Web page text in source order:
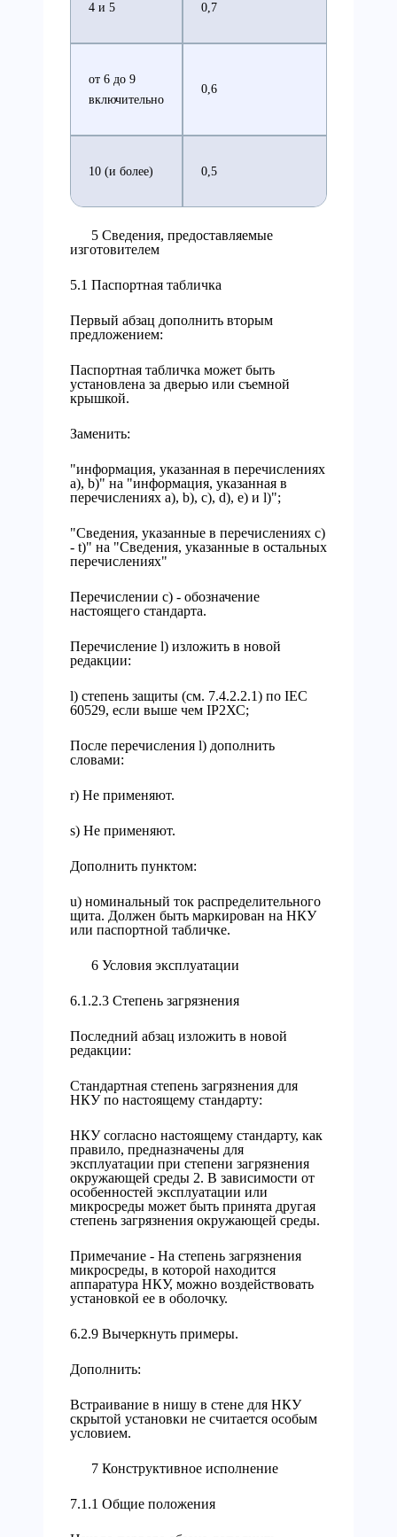
4 и 5 0,7
от 6 до 9
включительно
0,6
10 (и более) 0,5
5 Сведения, предоставляемые
изготовителем
5.1 Паспортная табличка
Первый абзац дополнить вторым
предложением:
Паспортная табличка может быть
установлена за дверью или съемной
крышкой.
Заменить:
"информация, указанная в перечислениях
а), b)" на "информация, указанная в
перечислениях а), b), с), d), e) и l)";
"Сведения, указанные в перечислениях с)
- t)" на "Сведения, указанные в остальных
перечислениях"
Перечислении с) - обозначение
настоящего стандарта.
Перечисление l) изложить в новой
редакции:
l) степень защиты (см. 7.4.2.2.1) по IEC
60529, если выше чем IР2ХС;
После перечисления l) дополнить
словами:
r) Не применяют.
s) He применяют.
Дополнить пунктом:
u) номинальный ток распределительного
щита. Должен быть маркирован на НКУ
или паспортной табличке.
6 Условия эксплуатации
6.1.2.3 Степень загрязнения
Последний абзац изложить в новой
редакции:
Стандартная степень загрязнения для
НКУ по настоящему стандарту:
НКУ согласно настоящему стандарту, как
правило, предназначены для
эксплуатации при степени загрязнения
окружающей среды 2. В зависимости от
особенностей эксплуатации или
микросреды может быть принята другая
степень загрязнения окружающей среды.
Примечание - На степень загрязнения
микросреды, в которой находится
аппаратура НКУ, можно воздействовать
установкой ее в оболочку.
6.2.9 Вычеркнуть примеры.
Дополнить:
Встраивание в нишу в стене для НКУ
скрытой установки не считается особым
условием.
7 Конструктивное исполнение
7.1.1 Общие положения